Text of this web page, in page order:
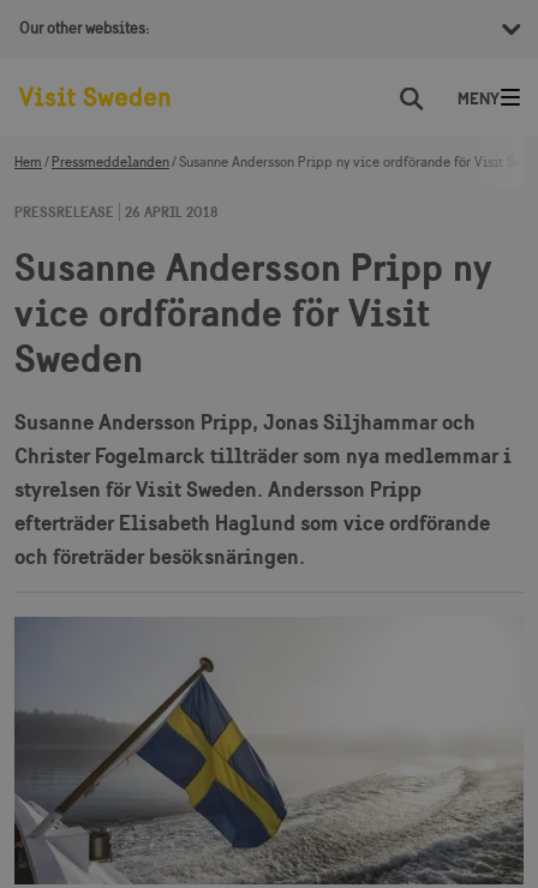
Our other websites:
Sök
Hem Pressmeddelanden Susanne Andersson Pripp ny vice ordförande för Visit
PRESSRELEASE 26 APRIL 2018
Susanne Andersson Pripp ny
vice ordförande för Visit
Sweden
Susanne Andersson Pripp, Jonas Siljhammar och
Christer Fogelmarck tillträder som nya medlemmar i
styrelsen för Visit Sweden. Andersson Pripp
efterträder Elisabeth Haglund som vice ordförande
och företräder besöksnäringen.